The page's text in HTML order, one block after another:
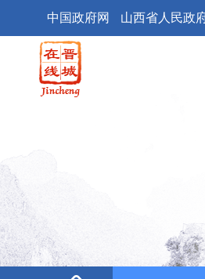
中国政府网 山西省人民政